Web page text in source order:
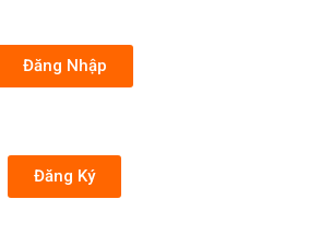
Đăng Nhập
Đăng Ký